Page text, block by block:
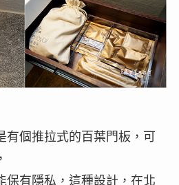
個推拉式的百葉門板，可
保有隱私，這種設計，在北